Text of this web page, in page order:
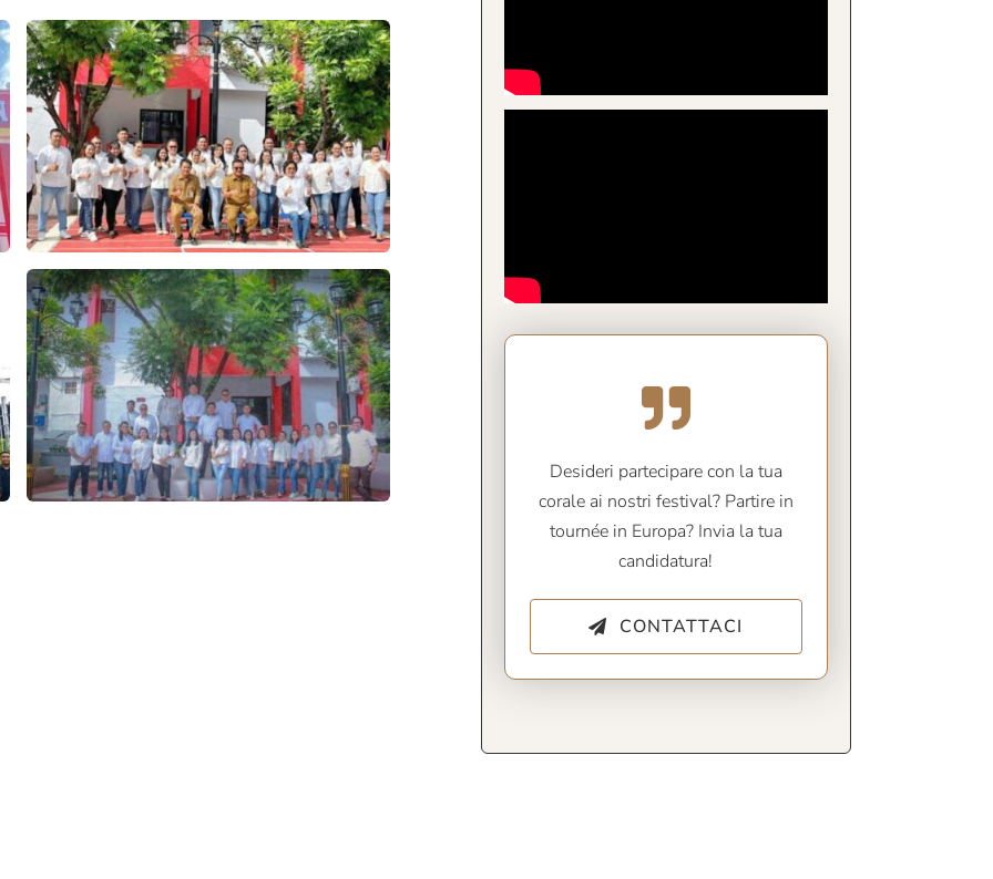
Desideri partecipare con la tua
corale ai nostri festival? Partire in
tournée in Europa? Invia la tua
candidatura!
CONTATTACI